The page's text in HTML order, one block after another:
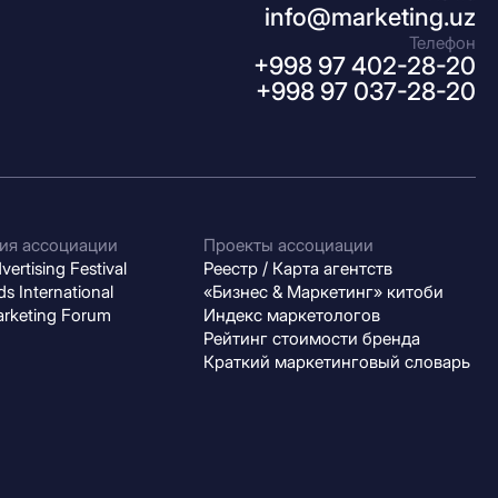
info@marketing.uz
Телефон
+998 97 402-28-20
+998 97 037-28-20
ассоциации
Festival
International
Forum
Проекты ассоциации
Реестр / Карта агентств
«Бизнес & Маркетинг» китоби
Индекс маркетологов
Рейтинг стоимости бренда
Краткий маркетинговый словарь